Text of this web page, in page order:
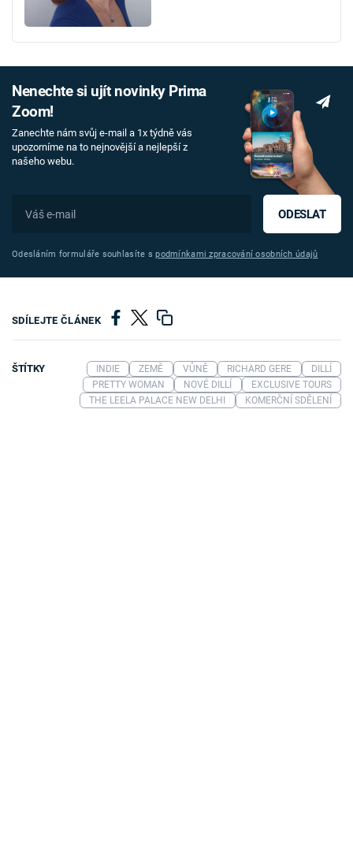
Nenechte si ujít novinky Prima
Zoom!
Zanechte nám svůj e-mail a 1x týdně vás
upozorníme na to nejnovější a nejlepší z
našeho webu.
ODESLAT
Odesláním formuláře souhlasíte spodmínkami zpracování osobních údajů
SDÍLEJTE ČLÁNEK
ŠTÍTKY INDIE ZEMĚ VŮNĚ RICHARD GERE
DILLÍ
PRETTY WOMAN
NOVÉ DILLÍ
EXCLUSIVE TOURS
THE LEELA PALACE NEW DELHI
KOMERČNÍ SDĚLENÍ